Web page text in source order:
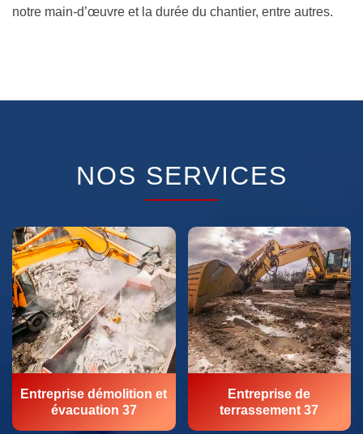
notre main-d’œuvre et la durée du chantier, entre autres.
NOS SERVICES
Entreprise démolition et
évacuation 37
Entreprise de
terrassement 37